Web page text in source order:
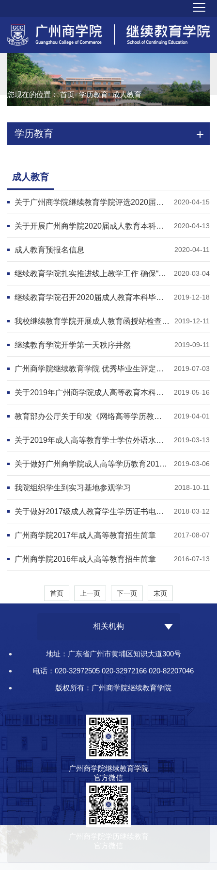
您现在的位置：首页-学历教育- 成人教育
学历教育
成人教育
2020-04-15
关于广州商学院继续教育学院评选2020届优秀毕业生的通知
2020-04-13
关于开展广州商学院2020届成人教育本科学生毕业论文(设计) 相似性检测的通知
2020-04-11
成人教育预报名信息
2020-03-04
继续教育学院扎实推进线上教学工作 确保“停课不停学” 顺利开展
2019-12-18
继续教育学院召开2020届成人教育本科毕业论文专项工作会议
2019-12-11
我校继续教育学院开展成人教育函授站检查工作
2019-09-11
继续教育学院开学第一天秩序井然
2019-07-03
广州商学院继续教育学院 优秀毕业生评定条例
2019-05-16
关于2019年广州商学院成人高等教育本科论文答辩的通知
2019-04-01
教育部办公厅关于印发《网络高等学历教育招生与统考数据管理暂行办法》的通知
2019-03-13
关于2019年成人高等教育学士学位外语水平全省统一考试报名工作的通知
2019-03-06
关于做好广州商学院成人高等学历教育2019届毕业论文（设计）工作的通知
2018-10-11
我院组织学生到实习基地参观学习
2018-03-12
关于做好2017级成人教育学生学历证书电子图像信息采集工作的通知
2017-08-07
广州商学院2017年成人高等教育招生简章
2016-07-13
广州商学院2016年成人高等教育招生简章
首页 上一页 下一页 末页
相关机构
地址：广东省广州市黄埔区知识大道300号
电话：020-32972505 020-32972166 020-82207046
版权所有：广州商学院继续教育学院
广州商学院继续教育学院
官方微信
广州商学院学历继续教育
官方微信